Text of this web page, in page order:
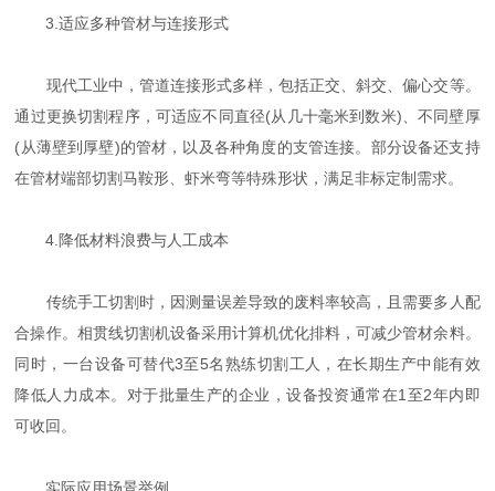
3.适应多种管材与连接形式
现代工业中，管道连接形式多样，包括正交、斜交、偏心交等。
通过更换切割程序，可适应不同直径(从几十毫米到数米)、不同壁厚
(从薄壁到厚壁)的管材，以及各种角度的支管连接。部分设备还支持
在管材端部切割马鞍形、虾米弯等特殊形状，满足非标定制需求。
4.降低材料浪费与人工成本
传统手工切割时，因测量误差导致的废料率较高，且需要多人配
合操作。相贯线切割机设备采用计算机优化排料，可减少管材余料。
同时，一台设备可替代3至5名熟练切割工人，在长期生产中能有效
降低人力成本。对于批量生产的企业，设备投资通常在1至2年内即
可收回。